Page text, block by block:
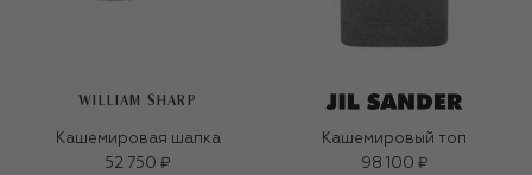
WILLIAM SHARP
Кашемировая шапка
52 750 ₽
Кашемировый топ
98 100 ₽